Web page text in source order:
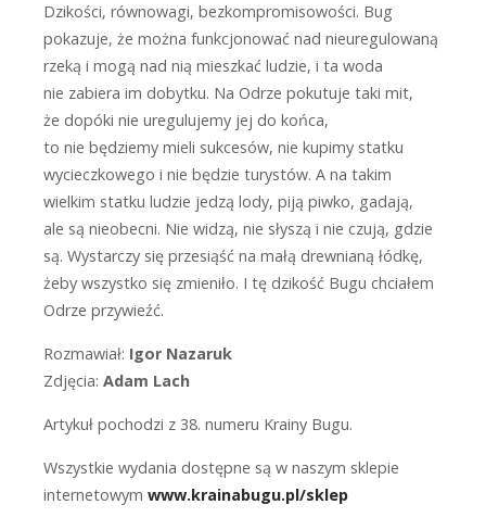
Dzikości, równowagi, bezkompromisowości. Bug
pokazuje, że można funkcjonować nad nieuregulowaną
rzeką i mogą nad nią mieszkać ludzie, i ta woda
nie zabiera im dobytku. Na Odrze pokutuje taki mit,
że dopóki nie uregulujemy jej do końca,
to nie będziemy mieli sukcesów, nie kupimy statku
wycieczkowego i nie będzie turystów. A na takim
wielkim statku ludzie jedzą lody, piją piwko, gadają,
ale są nieobecni. Nie widzą, nie słyszą i nie czują, gdzie
są. Wystarczy się przesiąść na małą drewnianą łódkę,
żeby wszystko się zmieniło. I tę dzikość Bugu chciałem
Odrze przywieźć.
Rozmawiał: Igor Nazaruk
Zdjęcia: Adam Lach
Artykuł pochodzi z 38. numeru Krainy Bugu.
Wszystkie wydania dostępne są w naszym sklepie
internetowym www.krainabugu.pl/sklep